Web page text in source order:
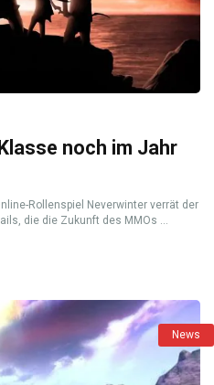
noch im Jahr
Rollenspiel Neverwinter verrät der
die die Zukunft des MMOs ...
News